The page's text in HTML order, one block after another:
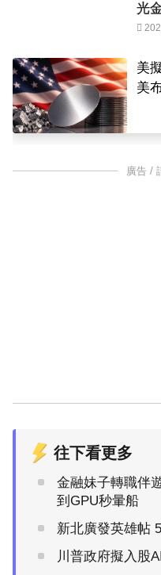
光
美
美
廣告 /
往下看更多
金融妹子轉職伴
到GPU秒暈船
新北廣發英雄帖
川普政府擬入股